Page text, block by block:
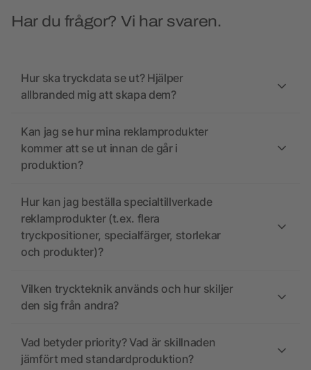
Har du frågor? Vi har svaren.
Hur ska tryckdata se ut? Hjälper
allbranded mig att skapa dem?
Kan jag se hur mina reklamprodukter
kommer att se ut innan de går i
produktion?
Hur kan jag beställa specialtillverkade
reklamprodukter (t.ex. flera
tryckpositioner, specialfärger, storlekar
och produkter)?
Vilken tryckteknik används och hur skiljer
den sig från andra?
Vad betyder priority? Vad är skillnaden
jämfört med standardproduktion?